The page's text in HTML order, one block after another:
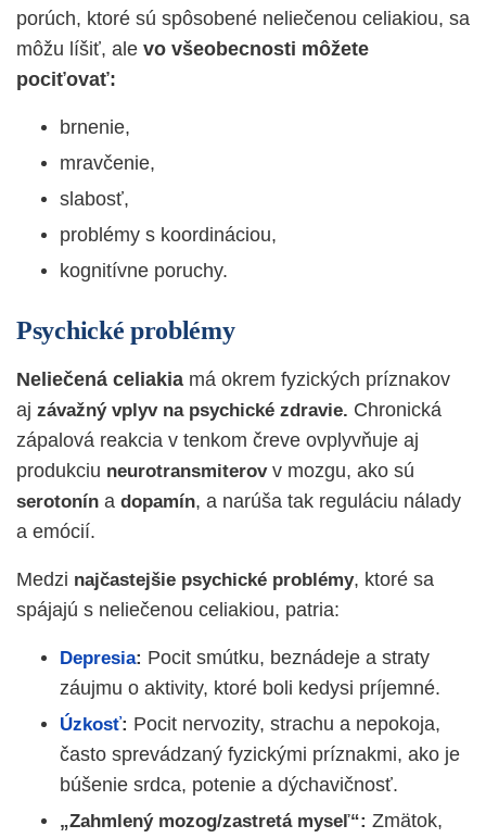
porúch, ktoré sú spôsobené neliečenou celiakiou, sa
môžu líšiť, ale vo všeobecnosti môžete
pociťovať:
brnenie,
mravčenie,
slabosť,
problémy s koordináciou,
kognitívne poruchy.
Psychické problémy
Neliečená celiakia má okrem fyzických príznakov
aj závažný vplyv na psychické zdravie. Chronická
zápalová reakcia v tenkom čreve ovplyvňuje aj
produkciu neurotransmiterovv mozgu, ako sú
serotonín a dopamín, a narúša tak reguláciu nálady
a emócií.
Medzi najčastejšie psychické problémy, ktoré sa
spájajú s neliečenou celiakiou, patria:
Depresia: Pocit smútku, beznádeje a straty
záujmu o aktivity, ktoré boli kedysi príjemné.
Úzkosť: Pocit nervozity, strachu a nepokoja,
často sprevádzaný fyzickými príznakmi, ako je
búšenie srdca, potenie a dýchavičnosť.
„Zahmlený mozog/zastretá myseľ“: Zmätok,